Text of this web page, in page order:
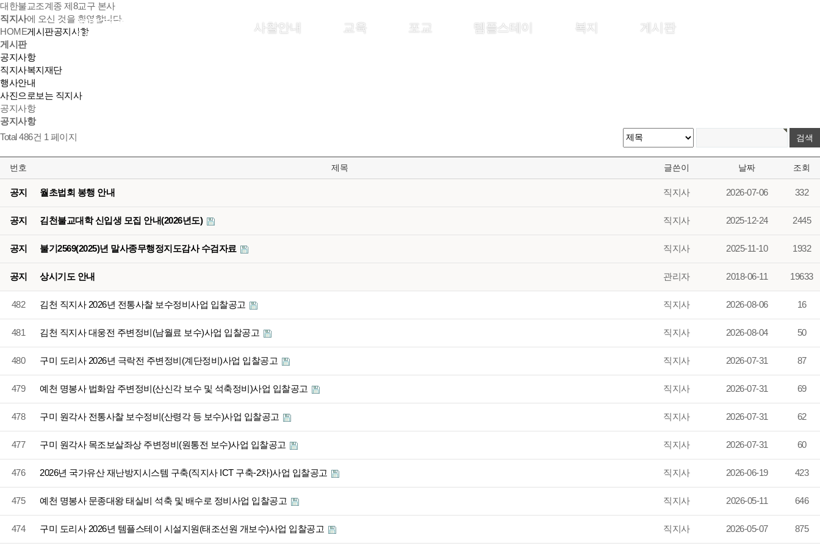
사찰안내 교육 포교 템플스테이 복지 게시판
대한불교조계종 제8교구 본사
직지사에 오신 것을 환영합니다.
HOME게시판공지사항
게시판
공지사항
직지사복지재단
행사안내
사진으로보는 직지사
공지사항
공지사항
Total 486건 1 페이지
번호 제목 글쓴이 날짜 조회
공지 월초법회 봉행 안내 직지사 2026-07-06 332
공지 김천불교대학 신입생 모집 안내(2026년도) 직지사 2025-12-24 2445
공지 불기2569(2025)년 말사종무행정지도감사 수검자료 직지사 2025-11-10 1932
공지 상시기도 안내 관리자 2018-06-11 19633
482 김천 직지사 2026년 전통사찰 보수정비사업 입찰공고 직지사 2026-08-06 16
481 김천 직지사 대웅전 주변정비(남월료 보수)사업 입찰공고 직지사 2026-08-04 50
480 구미 도리사 2026년 극락전 주변정비(계단정비)사업 입찰공고 직지사 2026-07-31 87
479 예천 명봉사 법화암 주변정비(산신각 보수 및 석축정비)사업 입찰공고 직지사 2026-07-31 69
478 구미 원각사 전통사찰 보수정비(산령각 등 보수)사업 입찰공고 직지사 2026-07-31 62
477 구미 원각사 목조보살좌상 주변정비(원통전 보수)사업 입찰공고 직지사 2026-07-31 60
476 2026년 국가유산 재난방지시스템 구축(직지사 ICT 구축-2차)사업 입찰공고 직지사 2026-06-19 423
475 예천 명봉사 문종대왕 태실비 석축 및 배수로 정비사업 입찰공고 직지사 2026-05-11 646
474 구미 도리사 2026년 템플스테이 시설지원(태조선원 개보수)사업 입찰공고 직지사 2026-05-07 875